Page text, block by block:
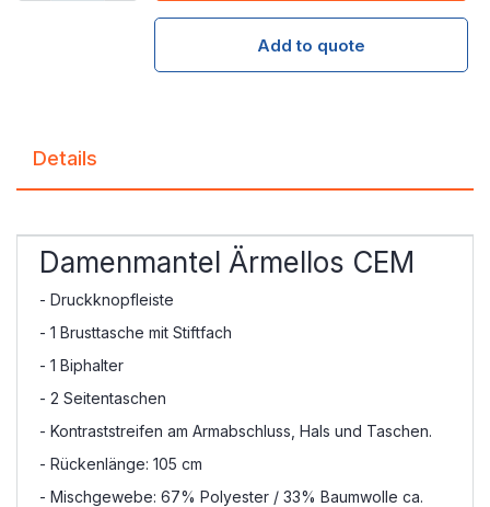
Add to quote
Details
Damenmantel Ärmellos CEM
- Druckknopfleiste
- 1 Brusttasche mit Stiftfach
- 1 Biphalter
- 2 Seitentaschen
- Kontraststreifen am Armabschluss, Hals und Taschen.
- Rückenlänge: 105 cm
- Mischgewebe: 67% Polyester / 33% Baumwolle ca.